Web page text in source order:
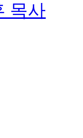
목사